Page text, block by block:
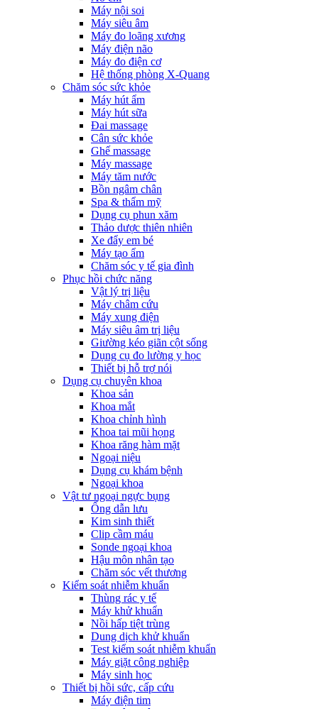
Máy nội soi
Máy siêu âm
Máy đo loãng xương
Máy điện não
Máy đo điện cơ
Hệ thống phòng X-Quang
Chăm sóc sức khỏe
Máy hút ẩm
Máy hút sữa
Đai massage
Cân sức khỏe
Ghế massage
Máy massage
Máy tăm nước
Bồn ngâm chân
Spa & thẩm mỹ
Dụng cụ phun xăm
Thảo dược thiên nhiên
Xe đẩy em bé
Máy tạo ẩm
Chăm sóc y tế gia đình
Phục hồi chức năng
Vật lý trị liệu
Máy châm cứu
Máy xung điện
Máy siêu âm trị liệu
Giường kéo giãn cột sống
Dụng cụ đo lường y học
Thiết bị hỗ trợ nói
Dụng cụ chuyên khoa
Khoa sản
Khoa mắt
Khoa chỉnh hình
Khoa tai mũi họng
Khoa răng hàm mặt
Ngoại niệu
Dụng cụ khám bệnh
Ngoại khoa
Vật tư ngoại ngực bụng
Ống dẫn lưu
Kim sinh thiết
Clip cầm máu
Sonde ngoại khoa
Hậu môn nhân tạo
Chăm sóc vết thương
Kiểm soát nhiễm khuẩn
Thùng rác y tế
Máy khử khuẩn
Nồi hấp tiệt trùng
Dung dịch khử khuẩn
Test kiểm soát nhiễm khuẩn
Máy giặt công nghiệp
Máy sinh học
Thiết bị hồi sức, cấp cứu
Máy điện tim